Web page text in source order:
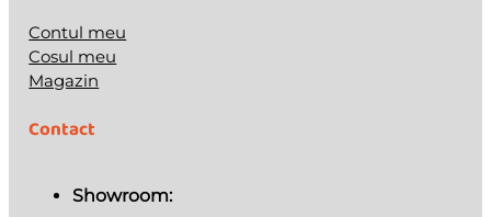
Contul meu
Cosul meu
Magazin
Contact
Showroom: